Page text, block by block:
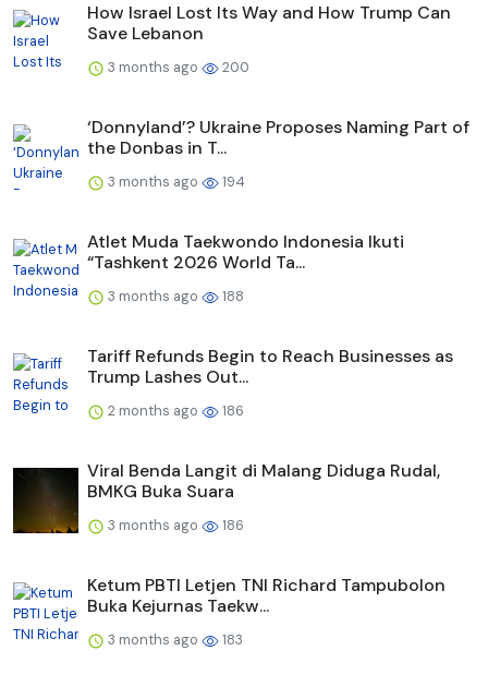
How Israel Lost Its Way and How Trump Can
Save Lebanon
3 months ago 200
‘Donnyland’? Ukraine Proposes Naming Part of
the Donbas in T...
3 months ago 194
Atlet Muda Taekwondo Indonesia Ikuti
“Tashkent 2026 World Ta...
3 months ago 188
Tariff Refunds Begin to Reach Businesses as
Trump Lashes Out...
2 months ago 186
Viral Benda Langit di Malang Diduga Rudal,
BMKG Buka Suara
3 months ago 186
Ketum PBTI Letjen TNI Richard Tampubolon
Buka Kejurnas Taekw...
3 months ago 183